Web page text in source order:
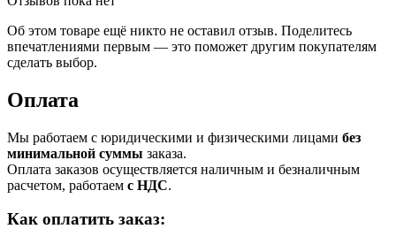
Об этом товаре ещё никто не оставил отзыв. Поделитесь
впечатлениями первым — это поможет другим покупателям
сделать выбор.
Оплата
Мы работаем с юридическими и физическими лицами без
минимальной суммы заказа.
Оплата заказов осуществляется наличным и безналичным
расчетом, работаем с НДС.
Как оплатить заказ: